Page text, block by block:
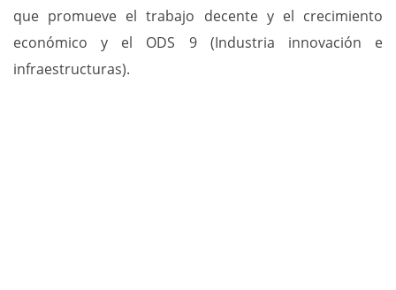
que promueve el trabajo decente y el crecimiento
económico y el ODS 9 (Industria innovación e
infraestructuras).